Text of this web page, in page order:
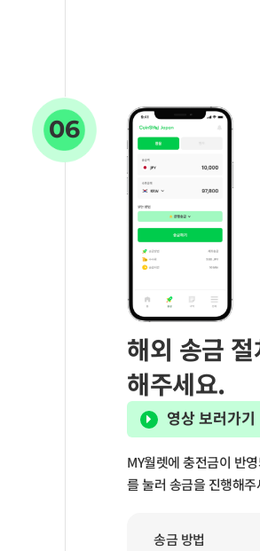
06
해외 송금
해주세요.
영상 보러가기
MY월렛에 충전금이 반
를 눌러 송금을 진행해주
송금 방법